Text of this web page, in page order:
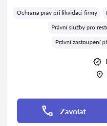
Ochrana práv při likvidaci firmy
Právní služby pro
Právní zastoupení
Zavolat